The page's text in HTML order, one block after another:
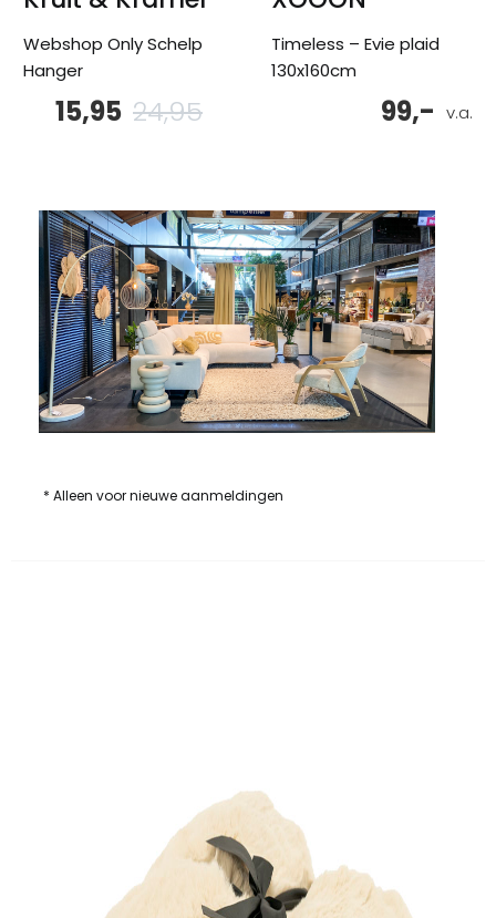
Webshop Only Schelp
Hanger
24,95
15,95
Timeless – Evie plaid
130x160cm
v.a.
99,-
* Alleen voor nieuwe aanmeldingen